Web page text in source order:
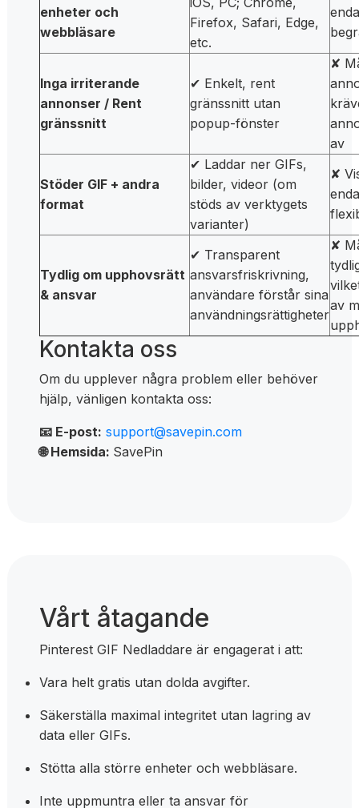
enheter och
webbläsare
Firefox, Safari, Edge,
etc.
Inga irriterande
annonser / Rent
gränssnitt
✔ Enkelt, rent
gränssnitt utan
popup-fönster
✘
av
Stöder GIF + andra
format
✔ Laddar ner GIFs,
bilder, videor (om
stöds av verktygets
varianter)
✘
Tydlig om upphovsrätt
& ansvar
✔ Transparent
ansvarsfriskrivning,
användare förstår sina
användningsrättigheter
✘
av
Kontakta oss
Om du upplever några problem eller behöver
hjälp, vänligen kontakta oss:
📧 E-post: support@savepin.com
🌐 Hemsida: SavePin
Vårt åtagande
Pinterest GIF Nedladdare är engagerat i att:
Vara helt gratis utan dolda avgifter.
Säkerställa maximal integritet utan lagring av
data eller GIFs.
Stötta alla större enheter och webbläsare.
Inte uppmuntra eller ta ansvar för